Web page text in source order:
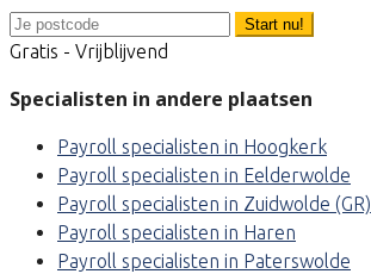
Start nu!
Gratis - Vrijblijvend
Specialisten in andere plaatsen
Payroll specialisten in Hoogkerk
Payroll specialisten in Eelderwolde
Payroll specialisten in Zuidwolde (GR)
Payroll specialisten in Haren
Payroll specialisten in Paterswolde